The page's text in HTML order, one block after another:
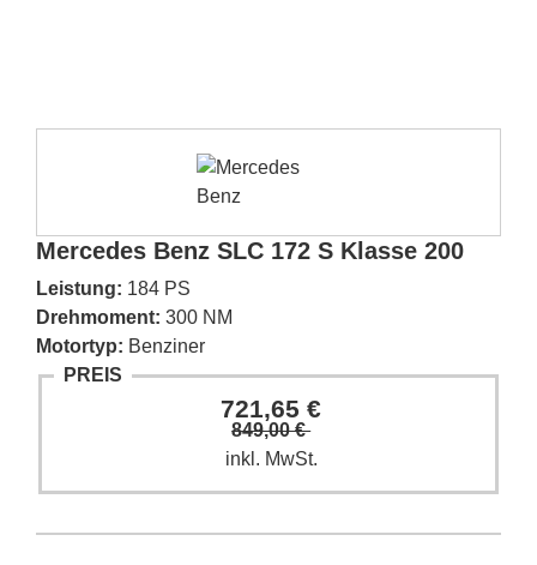
Mercedes Benz SLC 172 S Klasse 200
Leistung: 184 PS
Drehmoment: 300 NM
Motortyp: Benziner
PREIS
721,65 €
849,00 €
inkl. MwSt.